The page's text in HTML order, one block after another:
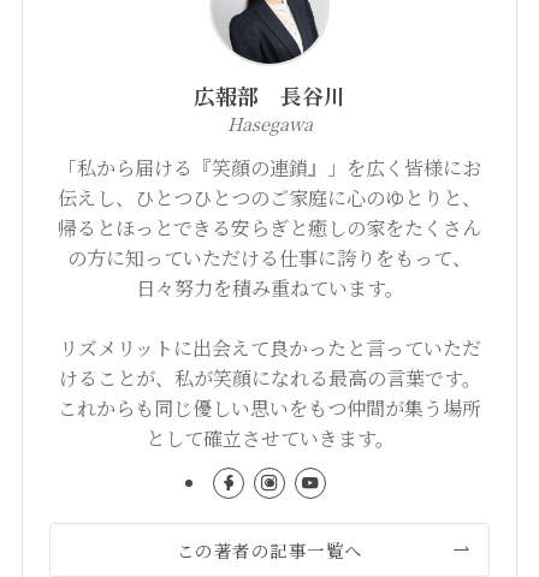
広報部 長谷川
Hasegawa
「私から届ける『笑顔の連鎖』」を広く皆様にお
伝えし、ひとつひとつのご家庭に心のゆとりと、
帰るとほっとできる安らぎと癒しの家をたくさん
の方に知っていただける仕事に誇りをもって、
日々努力を積み重ねています。
リズメリットに出会えて良かったと言っていただ
けることが、私が笑顔になれる最高の言葉です。
これからも同じ優しい思いをもつ仲間が集う場所
として確立させていきます。
この著者の記事一覧へ